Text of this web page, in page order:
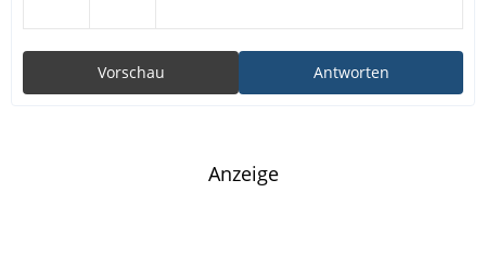
Antworten
Vorschau
Anzeige